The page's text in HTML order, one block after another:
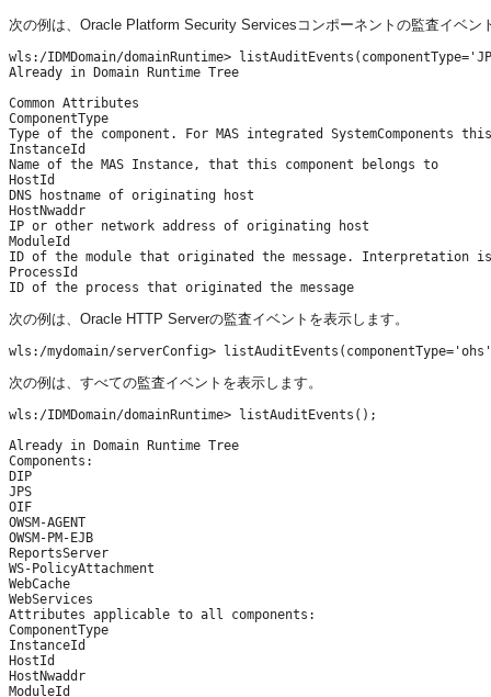
次の例は、Oracle Platform Security Servicesコンポーネントの監査イベン
wls:/IDMDomain/domainRuntime>
Already in Domain Runtime Tree
Common Attributes
ComponentType
Type of the component. For MAS integrated SystemComponents
InstanceId
Name of the MAS Instance, that this component belongs to
HostId
DNS hostname of originating host
HostNwaddr
IP or other network address of originating host
ModuleId
ID of the module that originated the message. Interpretation is
ProcessId
次の例は、Oracle HTTP Serverの監査イベントを表示します。
次の例は、すべての監査イベントを表示します。
wls:/IDMDomain/domainRuntime> listAuditEvents();
Already in Domain Runtime Tree
Components:
DIP
JPS
OIF
OWSM-AGENT
OWSM-PM-EJB
ReportsServer
WS-PolicyAttachment
WebCache
WebServices
Attributes applicable to all components:
ComponentType
InstanceId
HostId
HostNwaddr
ModuleId